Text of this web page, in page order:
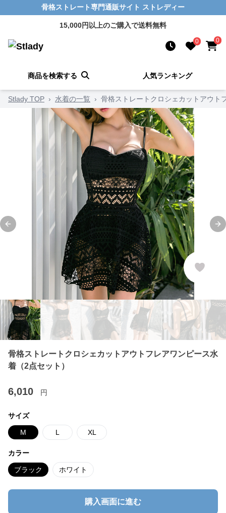
骨格ストレート専門通販サイト ストレディー
15,000円以上のご購入で送料無料
0 0
商品を検索する 人気ランキング
Stlady TOP › 水着の一覧 › 骨格ストレートクロシェカットアウト
Previous slide
骨格ストレートクロシェカットアウトフレアワンピース水
着（2点セット）
6,010 円
サイズ
M L XL
カラー
ブラック ホワイト
購入画面に進む